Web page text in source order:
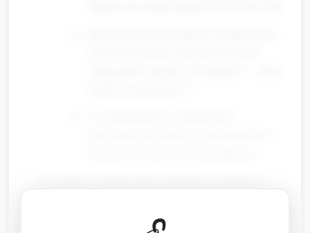
Materiał: duże plastikowe nakrętki/śruby w